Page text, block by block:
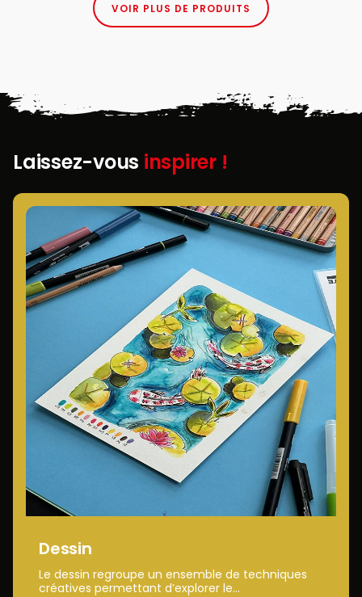
VOIR PLUS DE PRODUITS
Laissez-vous inspirer !
Dessin
Le dessin regroupe un ensemble de techniques
créatives permettant d’explorer le...